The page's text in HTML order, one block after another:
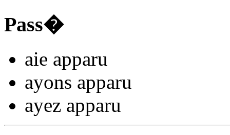
Pass�
aie apparu
ayons apparu
ayez apparu